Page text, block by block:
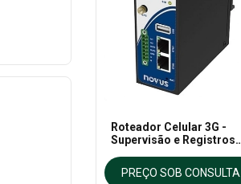
Roteador Celular 3G -
Supervisão e Registros
PREÇO SOB CONSULTA